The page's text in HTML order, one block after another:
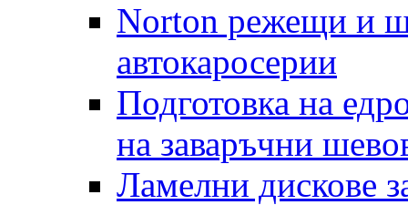
Norton режещи и
автокаросерии
Подготовка на
на заваръчни
Ламелни дискове